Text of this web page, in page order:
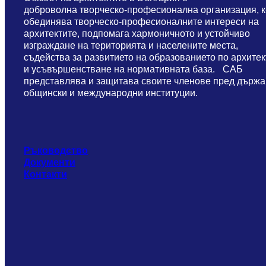
доброволна творческо-професионална организация,
обединява творческо-професионалните интереси на
архитектите, подпомага хармоничното и устойчиво
изграждане на територията и населените места,
съдейства за развитието на образованието по
и усъвършенстване на нормативната база. САБ
представлява и защитава своите членове пред
общински и международни институции.
Ръководство
Документи
Контакти